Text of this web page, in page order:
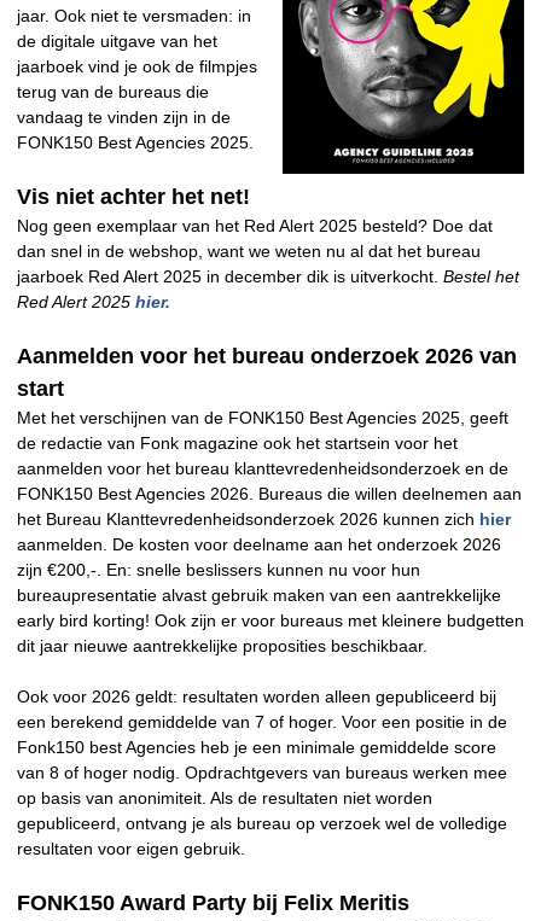
jaar. Ook niet te versmaden: in
de digitale uitgave van het
jaarboek vind je ook de filmpjes
terug van de bureaus die
vandaag te vinden zijn in de
FONK150 Best Agencies 2025.
Vis niet achter het net!
Nog geen exemplaar van het Red Alert 2025 besteld? Doe dat
dan snel in de webshop, want we weten nu al dat het bureau
jaarboek Red Alert 2025 in december dik is uitverkocht. Bestel het
Red Alert 2025 hier.
Aanmelden voor het bureau onderzoek 2026 van
start
Met het verschijnen van de FONK150 Best Agencies 2025, geeft
de redactie van Fonk magazine ook het startsein voor het
aanmelden voor het bureau klanttevredenheidsonderzoek en de
FONK150 Best Agencies 2026. Bureaus die willen deelnemen aan
het Bureau Klanttevredenheidsonderzoek 2026 kunnen zich hier
aanmelden. De kosten voor deelname aan het onderzoek 2026
zijn €200,-. En: snelle beslissers kunnen nu voor hun
bureaupresentatie alvast gebruik maken van een aantrekkelijke
early bird korting! Ook zijn er voor bureaus met kleinere budgetten
dit jaar nieuwe aantrekkelijke proposities beschikbaar.
Ook voor 2026 geldt: resultaten worden alleen gepubliceerd bij
een berekend gemiddelde van 7 of hoger. Voor een positie in de
Fonk150 best Agencies heb je een minimale gemiddelde score
van 8 of hoger nodig. Opdrachtgevers van bureaus werken mee
op basis van anonimiteit. Als de resultaten niet worden
gepubliceerd, ontvang je als bureau op verzoek wel de volledige
resultaten voor eigen gebruik.
FONK150 Award Party bij Felix Meritis